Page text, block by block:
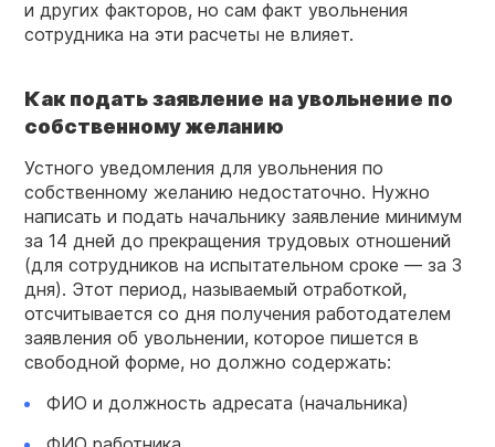
и других факторов, но сам факт увольнения
сотрудника на эти расчеты не влияет.
Как подать заявление на увольнение по
собственному желанию
Устного уведомления для увольнения по
собственному желанию недостаточно. Нужно
написать и подать начальнику заявление минимум
за 14 дней до прекращения трудовых отношений
(для сотрудников на испытательном сроке — за 3
дня). Этот период, называемый отработкой,
отсчитывается со дня получения работодателем
заявления об увольнении, которое пишется в
свободной форме, но должно содержать:
ФИО и должность адресата (начальника)